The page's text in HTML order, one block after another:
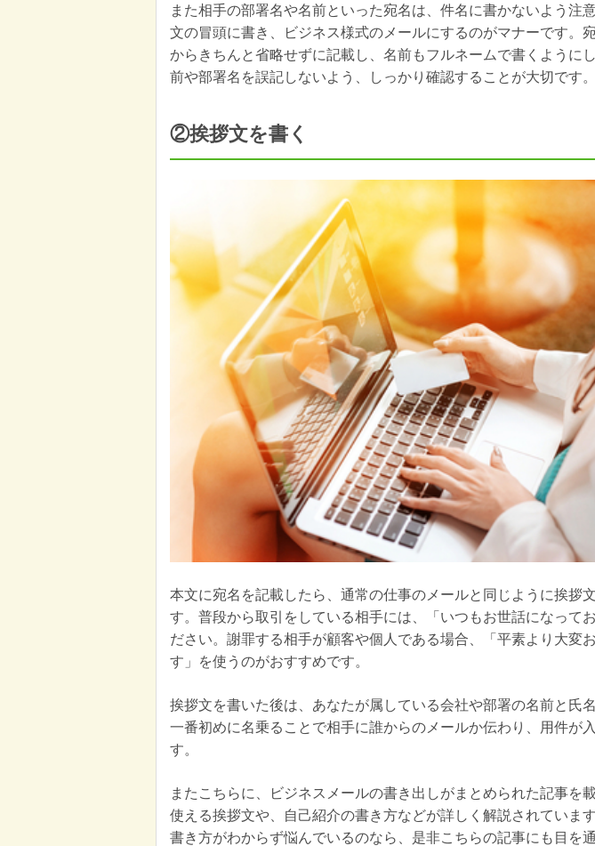
また相手の部署名や名前といった宛名は、件名に書かないよう注
文の冒頭に書き、ビジネス様式のメールにするのがマナーです。
からきちんと省略せずに記載し、名前もフルネームで書くように
前や部署名を誤記しないよう、しっかり確認することが大切です。
②挨拶文を書く
本文に宛名を記載したら、通常の仕事のメールと同じように挨拶
す。普段から取引をしている相手には、「いつもお世話になって
ださい。謝罪する相手が顧客や個人である場合、「平素より大変
す」を使うのがおすすめです。
挨拶文を書いた後は、あなたが属している会社や部署の名前と氏
一番初めに名乗ることで相手に誰からのメールか伝わり、用件が
す。
またこちらに、ビジネスメールの書き出しがまとめられた記事を
使える挨拶文や、自己紹介の書き方などが詳しく解説されていま
書き方がわからず悩んでいるのなら、是非こちらの記事にも目を